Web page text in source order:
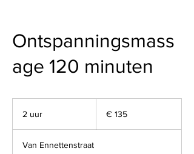
Ontspanningsmass
age 120 minuten
2 uur
r
€ 135
Van Ennettenstraat